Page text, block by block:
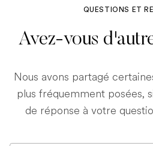
QUESTIONS ET
Avez-vous
Nous avons partagé
plus fréquemment posées,
de réponse à votre